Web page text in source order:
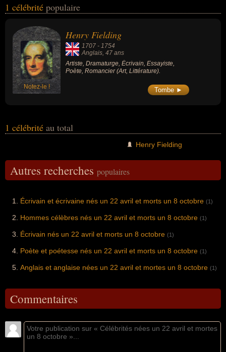
qui concerne leurs nationalités au moment de leurs morts, ils
1 célébrité populaire
Notez-le !
Henry Fielding
1707 - 1754
Anglais, 47 ans
Artiste, Dramaturge, Écrivain, Essayiste,
Poète, Romancier (Art, Littérature).
Tombe ►
1 célébrité au total
Henry Fielding
Autres recherches populaires
Écrivain et écrivaine nés un 22 avril et morts un 8 octobre (1)
Hommes célèbres nés un 22 avril et morts un 8 octobre (1)
Écrivain nés un 22 avril et morts un 8 octobre (1)
Poète et poétesse nés un 22 avril et morts un 8 octobre (1)
Anglais et anglaise nées un 22 avril et mortes un 8 octobre (1)
Commentaires